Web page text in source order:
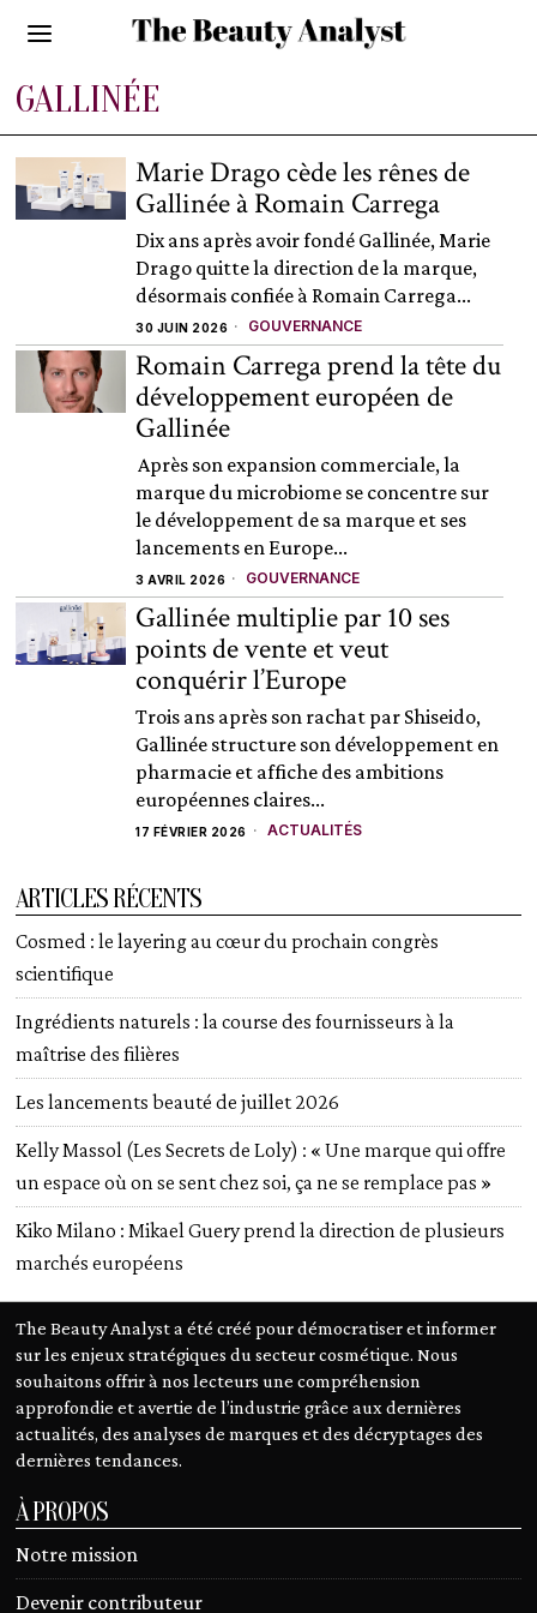
GALLINÉE
Marie Drago cède les rênes de
Gallinée à Romain Carrega
Dix ans après avoir fondé Gallinée, Marie
Drago quitte la direction de la marque,
désormais confiée à Romain Carrega...
30 JUIN 2026 GOUVERNANCE
Romain Carrega prend la tête du
développement européen de
Gallinée
Après son expansion commerciale, la
marque du microbiome se concentre sur
le développement de sa marque et ses
lancements en Europe...
3 AVRIL 2026 GOUVERNANCE
Gallinée multiplie par 10 ses
points de vente et veut
conquérir l’Europe
Trois ans après son rachat par Shiseido,
Gallinée structure son développement en
pharmacie et affiche des ambitions
européennes claires...
17 FÉVRIER 2026 ACTUALITÉS
ARTICLES RÉCENTS
Cosmed : le layering au cœur du prochain congrès
scientifique
Ingrédients naturels : la course des fournisseurs à la
maîtrise des filières
Les lancements beauté de juillet 2026
Kelly Massol (Les Secrets de Loly) : « Une marque qui offre
un espace où on se sent chez soi, ça ne se remplace pas »
Kiko Milano : Mikael Guery prend la direction de plusieurs
marchés européens
The Beauty Analyst a été créé pour démocratiser et informer
sur les enjeux stratégiques du secteur cosmétique. Nous
souhaitons offrir à nos lecteurs une compréhension
approfondie et avertie de l’industrie grâce aux dernières
actualités, des analyses de marques et des décryptages des
dernières tendances.
À PROPOS
Notre mission
Devenir contributeur